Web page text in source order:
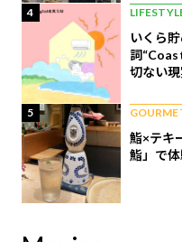
4
いくら
詞
切ない
5
鮨×テキ
鮨」で